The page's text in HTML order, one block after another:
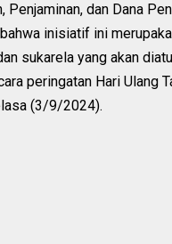
dan Dana
inisiatif ini
sukarela yang akan
peringatan Hari Ulang
(3/9/2024).